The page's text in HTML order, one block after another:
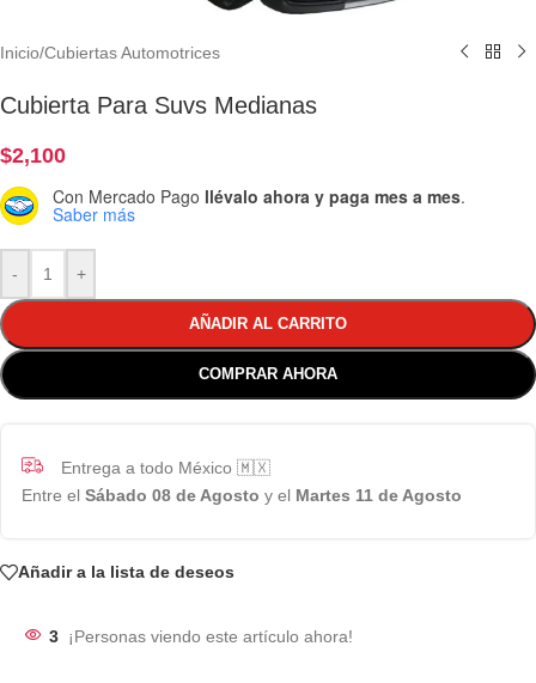
Inicio/Cubiertas Automotrices
Cubierta Para Suvs Medianas
$2,100
Con Mercado Pago llévalo ahora y paga mes a mes.
Saber más
- +
AÑADIR AL CARRITO
COMPRAR AHORA
Entrega a todo México 🇲🇽
Entre el Sábado 08 de Agosto y el Martes 11 de Agosto
Añadir a la lista de deseos
3 ¡Personas viendo este artículo ahora!